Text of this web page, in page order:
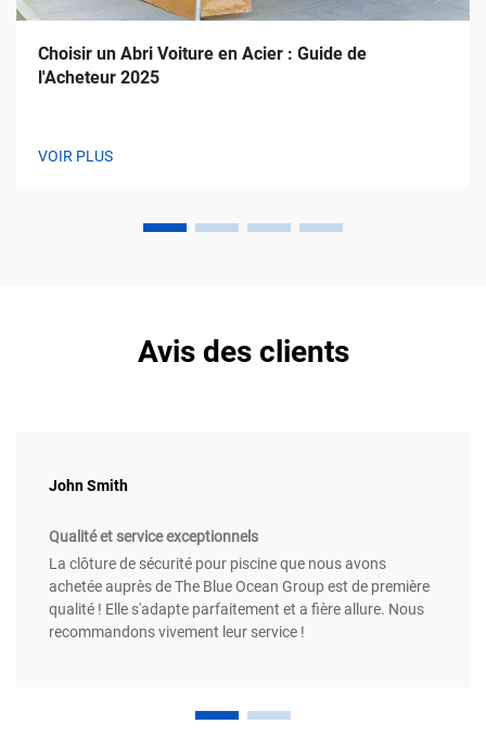
Choisir un Abri Voiture en Acier : Guide de
l'Acheteur 2025
VOIR PLUS
Avis des clients
John Smith
Qualité et service exceptionnels
La clôture de sécurité pour piscine que nous avons
achetée auprès de The Blue Ocean Group est de première
qualité ! Elle s'adapte parfaitement et a fière allure. Nous
recommandons vivement leur service !